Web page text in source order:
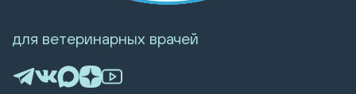
для ветеринарных врачей